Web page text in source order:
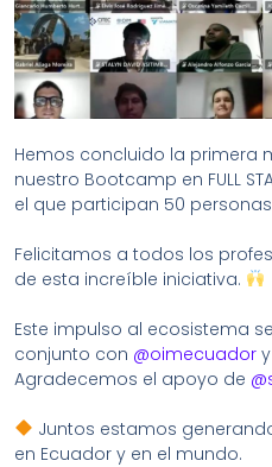
Hemos concluido la primera
nuestro Bootcamp en FULL
el que participan 50
Felicitamos a todos los
de esta increíble iniciativa.
Este impulso al ecosistema
conjunto con @oimecuador y
Agradecemos el apoyo de
Juntos estamos
en Ecuador y en el mundo.